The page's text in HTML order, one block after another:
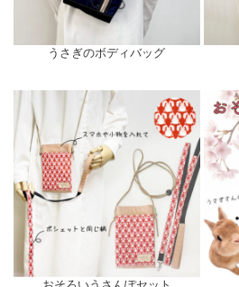
うさぎのボディバッグ